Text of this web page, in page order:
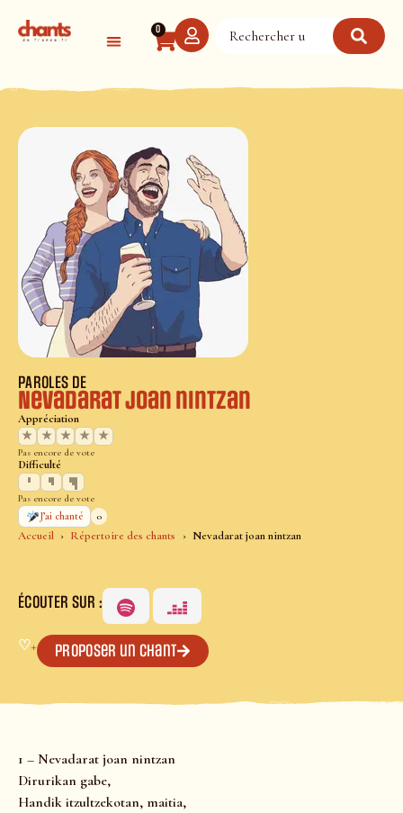
0
Accueil Répertoire des chants Nevadarat joan nintzan
PAROLES DE
Nevadarat joan nintzan
Appréciation
★
★ ★ ★ ★
Pas encore de vote
Difficulté
Pas encore de vote
J’ai chanté
0
ÉCOUTER SUR :
♡+ Proposer un chant
1 – Nevadarat joan nintzan
Dirurikan gabe,
Handik itzultzekotan, maitia,